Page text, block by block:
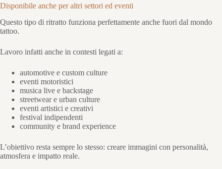
Disponibile anche per altri settori ed eventi
Questo tipo di ritratto funziona perfettamente anche fuori dal mondo
tattoo.
Lavoro infatti anche in contesti legati a:
automotive e custom culture
eventi motoristici
musica live e backstage
streetwear e urban culture
eventi artistici e creativi
festival indipendenti
community e brand experience
L’obiettivo resta sempre lo stesso: creare immagini con personalità,
atmosfera e impatto reale.